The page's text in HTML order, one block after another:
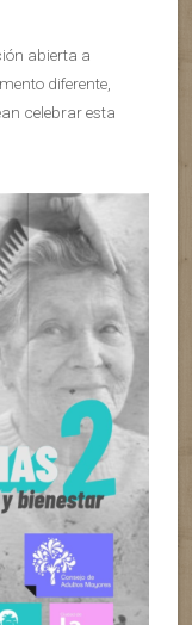
abierta a
diferente,
celebrar esta